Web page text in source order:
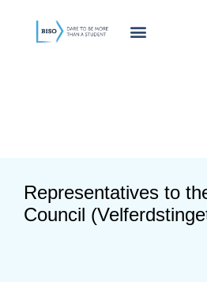
innholdet
Representatives to
Council